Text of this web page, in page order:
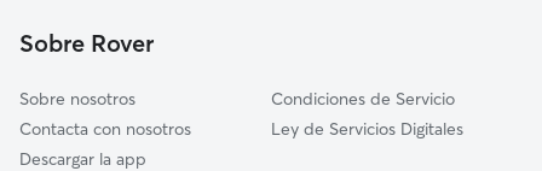
Parauta
Sobre Rover
Sobre nosotros
Contacta con nosotros
Descargar la app
Condiciones de Servicio
Ley de Servicios Digitales